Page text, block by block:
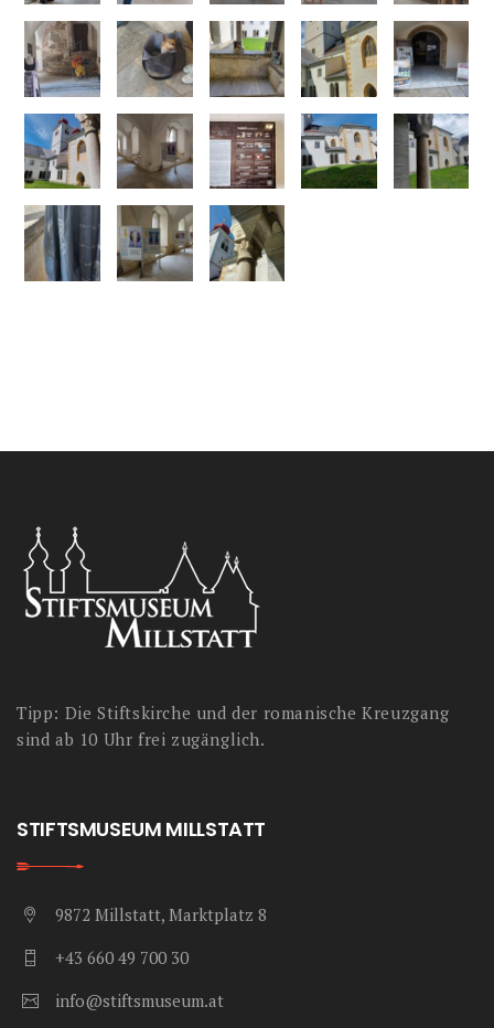
Tipp: Die Stiftskirche und der romanische Kreuzgang
sind ab 10 Uhr frei zugänglich.
STIFTSMUSEUM MILLSTATT
9872 Millstatt, Marktplatz 8
+43 660 49 700 30
info@stiftsmuseum.at